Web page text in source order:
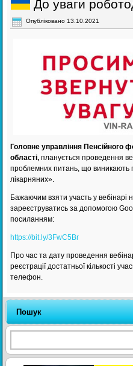
До уваги
Опубліковано 13.10.2021
Головне управління Пенсійного
області, планується проведення
проблемних питань, що виникають
лікарняних».
Бажаючим взяти участь у вебінарі
зареєструватись за допомогою
посиланням:
https://bit.ly/3FwC5Br
Про час та дату проведення
реєстрації достатньої кількості
телефон.
Пошук